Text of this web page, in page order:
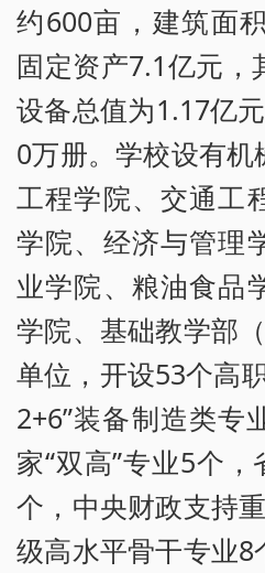
约600亩，建筑面
固定资产7.1亿元，
设备总值为1.17亿
0万册。学校设有
工程学院、交通工
学院、经济与管理
业学院、粮油食品
学院、基础教学部
单位，开设53个高
2+6”装备制造类专
家“双高”专业5个，
个，中央财政支持
级高水平骨干专业